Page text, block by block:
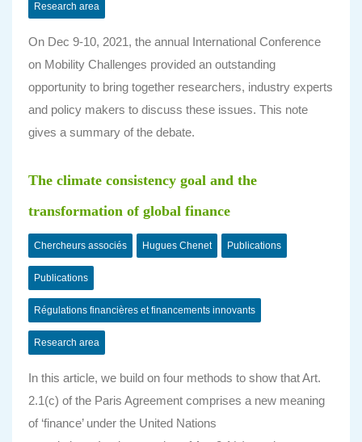
Research area
On Dec 9-10, 2021, the annual International Conference
on Mobility Challenges provided an outstanding
opportunity to bring together researchers, industry experts
and policy makers to discuss these issues. This note
gives a summary of the debate.
The climate consistency goal and the
transformation of global finance
Chercheurs associés Hugues Chenet Publications
Publications
Régulations financières et financements innovants
Research area
In this article, we build on four methods to show that Art.
2.1(c) of the Paris Agreement comprises a new meaning
of ‘finance’ under the United Nations